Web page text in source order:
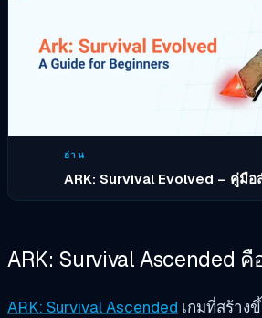
อ่าน
ARK: Survival Evolved – คู่มือ
ARK: Survival Ascended คื
ARK: Survival Ascended เกมที่สร้าง